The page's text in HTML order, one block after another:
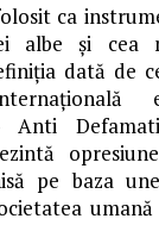
ca
albe și cea
dată de
Anti
pe baza
umană